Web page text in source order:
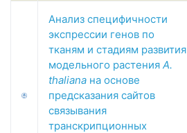
Анализ специфичности
экспрессии генов по
тканям и стадиям развития
модельного растения A.
thaliana на основе
предсказания сайтов
связывания
транскрипционных